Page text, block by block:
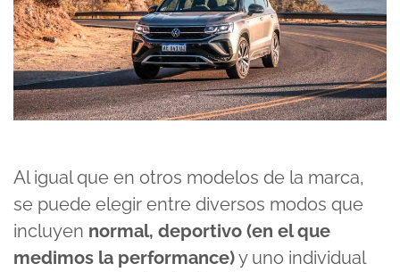
Al igual que en otros modelos de la marca,
se puede elegir entre diversos modos que
incluyen normal, deportivo (en el que
medimos la performance)y uno individual